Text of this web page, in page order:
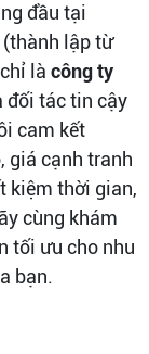
đầu tại
(thành lập từ
là công ty
đối tác tin cậy
cam kết
giá cạnh tranh
kiệm thời gian,
cùng khám
tối ưu cho nhu
bạn.